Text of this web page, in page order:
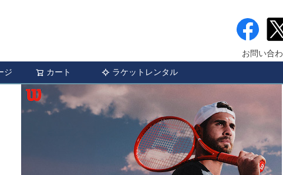
お問い合
ジ カート ラケットレンタル